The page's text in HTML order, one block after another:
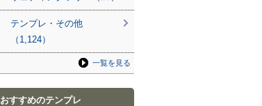
テンプレ・その他
（1,124）
一覧を見る
おすすめのテンプレ